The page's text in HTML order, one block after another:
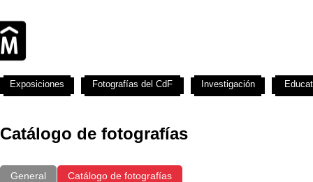
Catálogo de fotografías
General Catálogo de fotografías
Exposiciones Fotografías del CdF Investigación